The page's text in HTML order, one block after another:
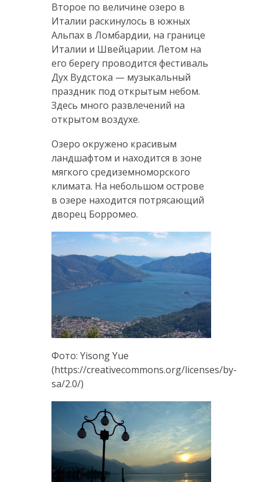
Второе по величине озеро в
Италии раскинулось в южных
Альпах в Ломбардии, на границе
Италии и Швейцарии. Летом на
его берегу проводится фестиваль
Дух Вудстока — музыкальный
праздник под открытым небом.
Здесь много развлечений на
открытом воздухе.
Озеро окружено красивым
ландшафтом и находится в зоне
мягкого средиземноморского
климата. На небольшом острове
в озере находится потрясающий
дворец Борромео.
Фото: Yisong Yue
(https://creativecommons.org/licenses/by-
sa/2.0/)